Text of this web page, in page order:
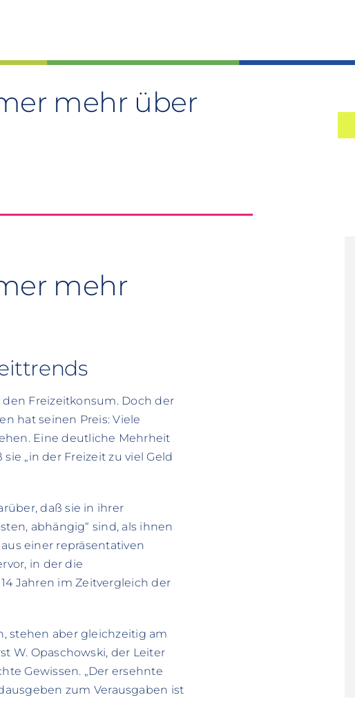
mehr über
mehr
Freizeitkonsum. Doch der
hat seinen Preis: Viele
Eine deutliche Mehrheit
„in der Freizeit zu viel Geld
daß sie in ihrer
abhängig“ sind, als ihnen
aus einer repräsentativen
in der die
Jahren im Zeitvergleich der
stehen aber gleichzeitig am
W. Opaschowski, der Leiter
Gewissen. „Der ersehnte
zum Verausgaben ist